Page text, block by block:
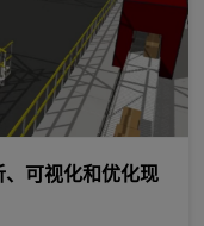
可视化和优化现